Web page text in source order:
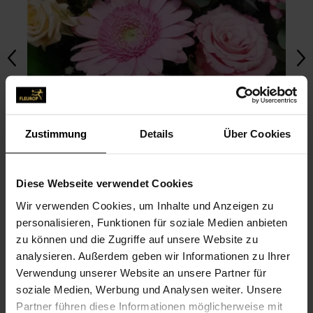
Zustimmung Details Über Cookies
Diese Webseite verwendet Cookies
Wir verwenden Cookies, um Inhalte und Anzeigen zu
personalisieren, Funktionen für soziale Medien anbieten
zu können und die Zugriffe auf unsere Website zu
analysieren. Außerdem geben wir Informationen zu Ihrer
Verwendung unserer Website an unsere Partner für
soziale Medien, Werbung und Analysen weiter. Unsere
Partner führen diese Informationen möglicherweise mit
FOTO HOCHLADEN
BILDER UNSERER COMMUNITY